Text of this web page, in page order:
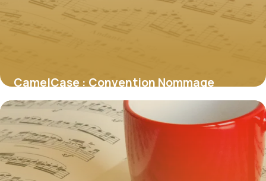
CamelCase : Convention Nommage
Programmation
30 mai 2026